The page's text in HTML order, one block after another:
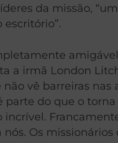
da missão,
escritório”.
a irmã London
não vê barreiras nas
parte do que o
incrível.
nós. Os missionários